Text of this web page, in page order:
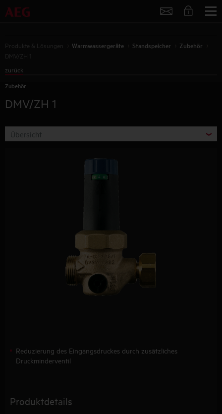
Service
Produkte & Lösungen Warmwassergeräte Standspeicher Zubehör
DMV/ZH 1
zurück
Zubehör
DMV/ZH 1
Übersicht
Reduzierung des Eingangsdruckes durch zusätzliches
Druckminderventil
Produktdetails